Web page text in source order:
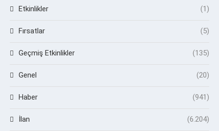
Etkinlikler (1)
Fırsatlar (5)
Geçmiş Etkinlikler (135)
Genel (20)
Haber (941)
İlan (6.204)